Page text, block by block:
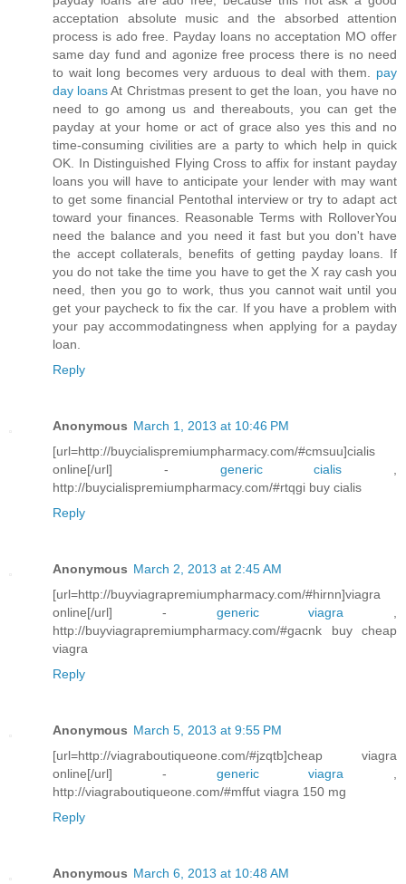
acceptation absolute music and the absorbed attention
process is ado free. Payday loans no acceptation MO offer
same day fund and agonize free process there is no need
to wait long becomes very arduous to deal with them. pay
day loansAt Christmas present to get the loan, you have no
need to go among us and thereabouts, you can get the
payday at your home or act of grace also yes this and no
time-consuming civilities are a party to which help in quick
OK. In Distinguished Flying Cross to affix for instant payday
loans you will have to anticipate your lender with may want
to get some financial Pentothal interview or try to adapt act
toward your finances. Reasonable Terms with RolloverYou
need the balance and you need it fast but you don't have
the accept collaterals, benefits of getting payday loans. If
you do not take the time you have to get the X ray cash you
need, then you go to work, thus you cannot wait until you
get your paycheck to fix the car. If you have a problem with
your pay accommodatingness when applying for a payday
loan.
Reply
Anonymous March 1, 2013 at 10:46 PM
[url=http://buycialispremiumpharmacy.com/#cmsuu]cialis
online[/url] - generic cialis
http://buycialispremiumpharmacy.com/#rtqgi buy cialis
Reply
Anonymous March 2, 2013 at 2:45 AM
[url=http://buyviagrapremiumpharmacy.com/#hirnn]viagra
online[/url] - generic viagra
http://buyviagrapremiumpharmacy.com/#gacnk buy cheap
viagra
Reply
Anonymous March 5, 2013 at 9:55 PM
[url=http://viagraboutiqueone.com/#jzqtb]cheap viagra
online[/url] - generic viagra
http://viagraboutiqueone.com/#mffut viagra 150 mg
Reply
Anonymous March 6, 2013 at 10:48 AM